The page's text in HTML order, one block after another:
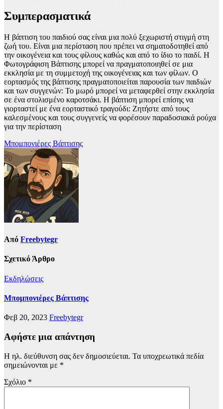
Συμπερασματικά
Η βάπτιση του παιδιού σας είναι μια πολύ ξεχωριστή στιγμή στη
ζωή του. Είναι μια περίσταση που πρέπει να σηματοδοτηθεί από
την οικογένεια και τους φίλους καθώς και από το ίδιο το παιδί. Η
Φωτογράφιση Βάπτισης μπορεί να πραγματοποιηθεί σε μια
εκκλησία με τη συμμετοχή της οικογένειας και των φίλων. Ο
εορτασμός της βάπτισης πραγματοποιείται παρουσία των παιδιών
και των συγγενών: Το μωρό μπορεί να μεταφερθεί στην εκκλησία
σε ένα στολισμένο καροτσάκι. Η βάπτιση μπορεί επίσης να
γιορταστεί με ένα εορταστικό τραγούδι: Ζητήστε από τους
καλεσμένους και τους συγγενείς να φορέσουν παραδοσιακά ρούχα
για την περίσταση
Πλοήγηση
άρθρων
Μπομπονιέρες Βάπτισης
Από Freebytegr
Σχετικό Άρθρο
Εκδηλώσεις
Μπομπονιέρες Βάπτισης
Φεβ 20, 2023 Freebytegr
Αφήστε μια απάντηση
Η ηλ. διεύθυνση σας δεν δημοσιεύεται. Τα υποχρεωτικά πεδία
σημειώνονται με *
Σχόλιο *